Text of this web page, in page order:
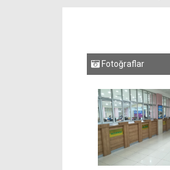
Fotoğraflar